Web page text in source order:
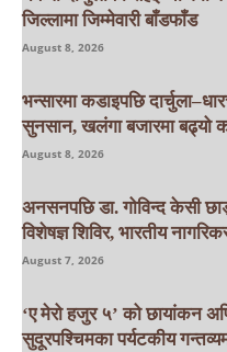
जिल्लामा जिम्मेवारी बाँडफाँड
August 8, 2026
भन्सारमा कडाइपछि
सुनसान, खलंगा बजारमा बढ्यो
August 8, 2026
अनसनपछि डा. गोविन्द केसी
विशेषज्ञ शिविर, भारतीय
August 7, 2026
‘ए मेरो हजुर ५’ को छायांकन
सुदूरपश्चिमका पर्यटकीय